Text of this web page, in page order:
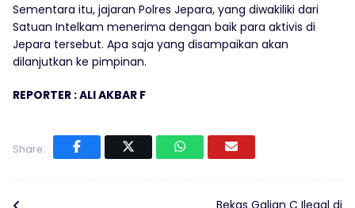
Sementara itu, jajaran Polres Jepara, yang diwakiliki dari
Satuan Intelkam menerima dengan baik para aktivis di
Jepara tersebut. Apa saja yang disampaikan akan
dilanjutkan ke pimpinan.
REPORTER : ALI AKBAR F
Share:
Bekas Galian C Ilegal di